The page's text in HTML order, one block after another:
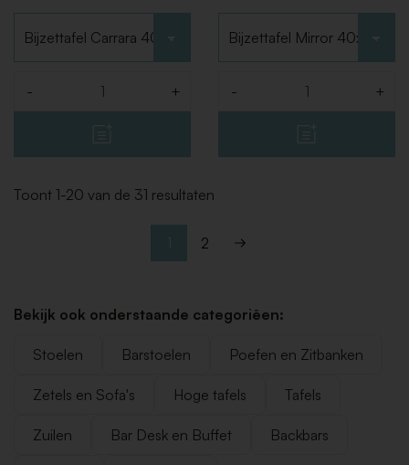
- + - +
Toont 1-20 van de 31 resultaten
1 2
Bekijk ook onderstaande categoriëen:
Stoelen Barstoelen Poefen en Zitbanken
Zetels en Sofa's Hoge tafels Tafels
Zuilen Bar Desk en Buffet Backbars